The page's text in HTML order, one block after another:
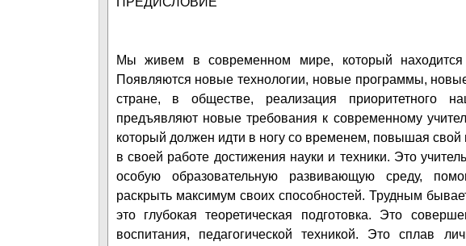
Мы живем в современном мире, который
Появляются новые технологии, новые программы,
стране, в обществе, реализация приоритетного
предъявляют новые требования к современному
который должен идти в ногу со временем, повышая
в своей работе достижения науки и техники. Это
особую образовательную развивающую среду,
раскрыть максимум своих способностей. Трудным
это глубокая теоретическая подготовка. Это
воспитания, педагогической техникой. Это сплав